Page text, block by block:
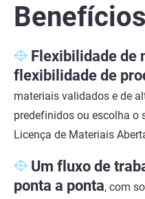
Benefícios
Flexibilidade de
flexibilidade de
materiais validados e de
predefinidos ou escolha o
Licença de Materiais
Um fluxo de
ponta a ponta, com